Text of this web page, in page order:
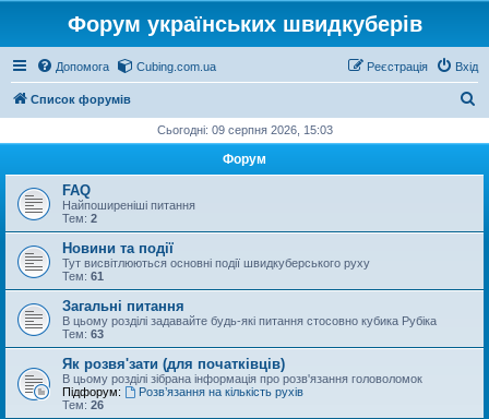
Форум українських швидкуберів
Допомога Cubing.com.ua Вхід
Реєстрація
Список форумів
у
Сьогодні: 09 серпня 2026, 15:03
Форум
FAQ
Найпоширеніші питання
Тем: 2
Новини та події
Тут висвітлюються основні події швидкуберського руху
Тем: 61
Загальні питання
В цьому розділі задавайте будь-які питання стосовно кубика Рубіка
Тем: 63
Як розвя'зати (для початківців)
В цьому розділі зібрана інформація про розв'язання головоломок
Підфорум:
Розв’язання на кількість рухів
Тем: 26